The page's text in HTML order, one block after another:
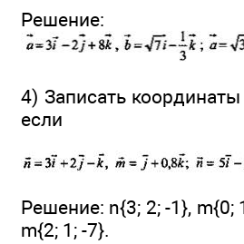
Решение:
4) Записать
если
Решение: n{3; 2; -1}, m{0;
m{2; 1; -7}.